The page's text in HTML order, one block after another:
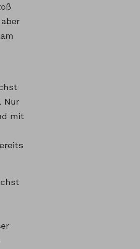
Nur
mit